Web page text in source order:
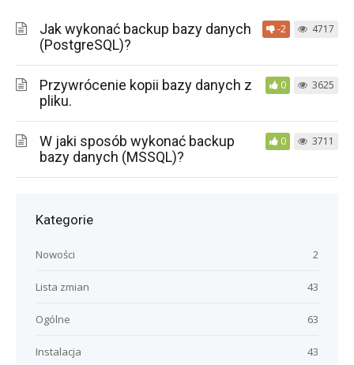
Jak wykonać backup bazy danych
(PostgreSQL)?
-2 4717
Przywrócenie kopii bazy danych z
pliku.
0 3625
W jaki sposób wykonać backup
bazy danych (MSSQL)?
0 3711
Kategorie
2
Nowości
43
Lista zmian
63
Ogólne
43
Instalacja